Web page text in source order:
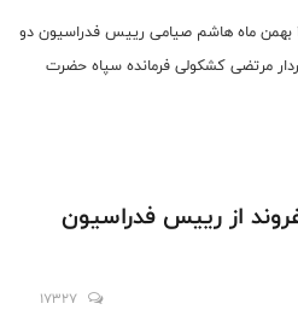
به گزارش روابط عمومی؛صبح امروز ۱۱ بهمن ماه هاشم صیامی رییس فدراسیون دو
مرتضی کشکولی فرمانده سپاه حضرت
از رییس فدراسیون
17327